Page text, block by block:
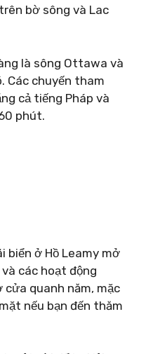
bờ sông và Lac
là sông Ottawa và
Các chuyến tham
cả tiếng Pháp và
phút.
biển ở Hồ Leamy mở
các hoạt động
quanh năm, mặc
nếu bạn đến thăm